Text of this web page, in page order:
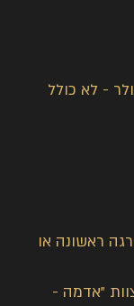
לאדם  4,375 דולר - לא כולל
ראשונה או
"אדמה -